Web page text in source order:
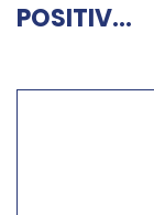
POSITIV...